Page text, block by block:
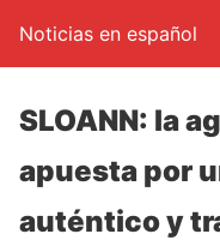
Noticias en español
SLOANN: la
apuesta por
auténtico y